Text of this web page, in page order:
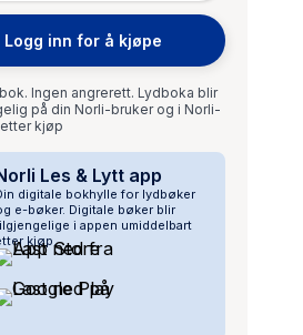
Logg inn for å kjøpe
Ingen angrerett. Lydboka blir
på din Norli-bruker og i Norli-
kjøp
Les & Lytt app
digitale bokhylle for lydbøker
e-bøker. Digitale bøker blir
i appen umiddelbart
kjøp.